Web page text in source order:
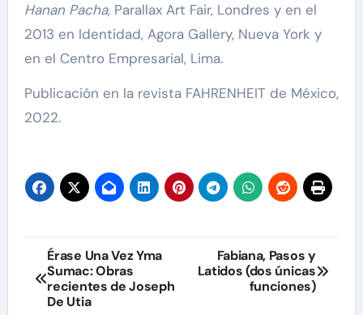
Hanan Pacha, Parallax Art Fair, Londres y en el
2013 en Identidad, Agora Gallery, Nueva York y
en el Centro Empresarial, Lima.
Publicación en la revista FAHRENHEIT de México,
2022.
Navegación
de
Érase Una Vez Yma
Sumac: Obras
recientes de Joseph
De Utia
Fabiana, Pasos y
Latidos (dos únicas
funciones)